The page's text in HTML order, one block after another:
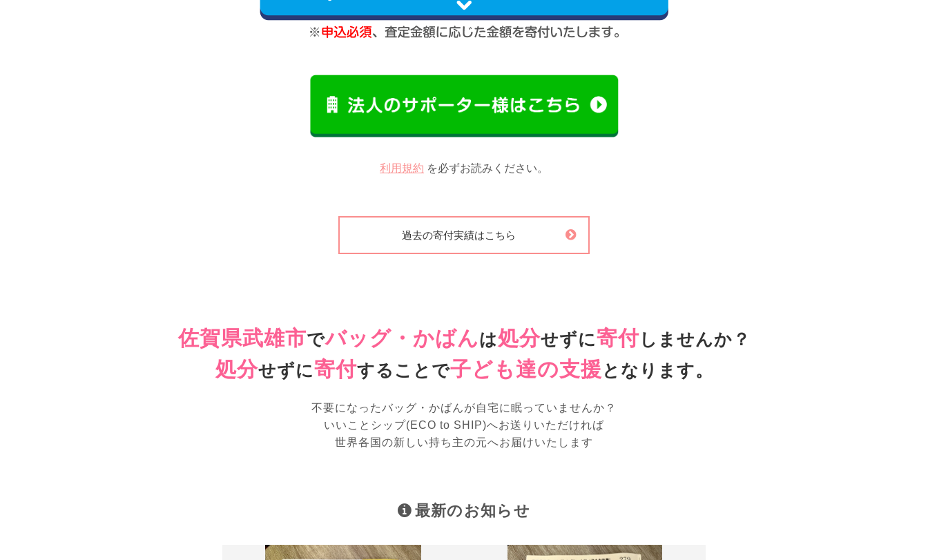
利用規約 を必ずお読みください。
過去の寄付実績はこちら
佐賀県武雄市でバッグ・かばんは処分せずに寄付しませんか？
処分せずに寄付することで子ども達の支援 となります。
不要になったバッグ・かばんが自宅に眠っていませんか？
いいことシップ(ECO to SHIP)へお送りいただければ
世界各国の新しい持ち主の元へお届けいたします
最新のお知らせ